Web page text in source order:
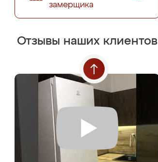
замерщика
Отзывы наших клиентов